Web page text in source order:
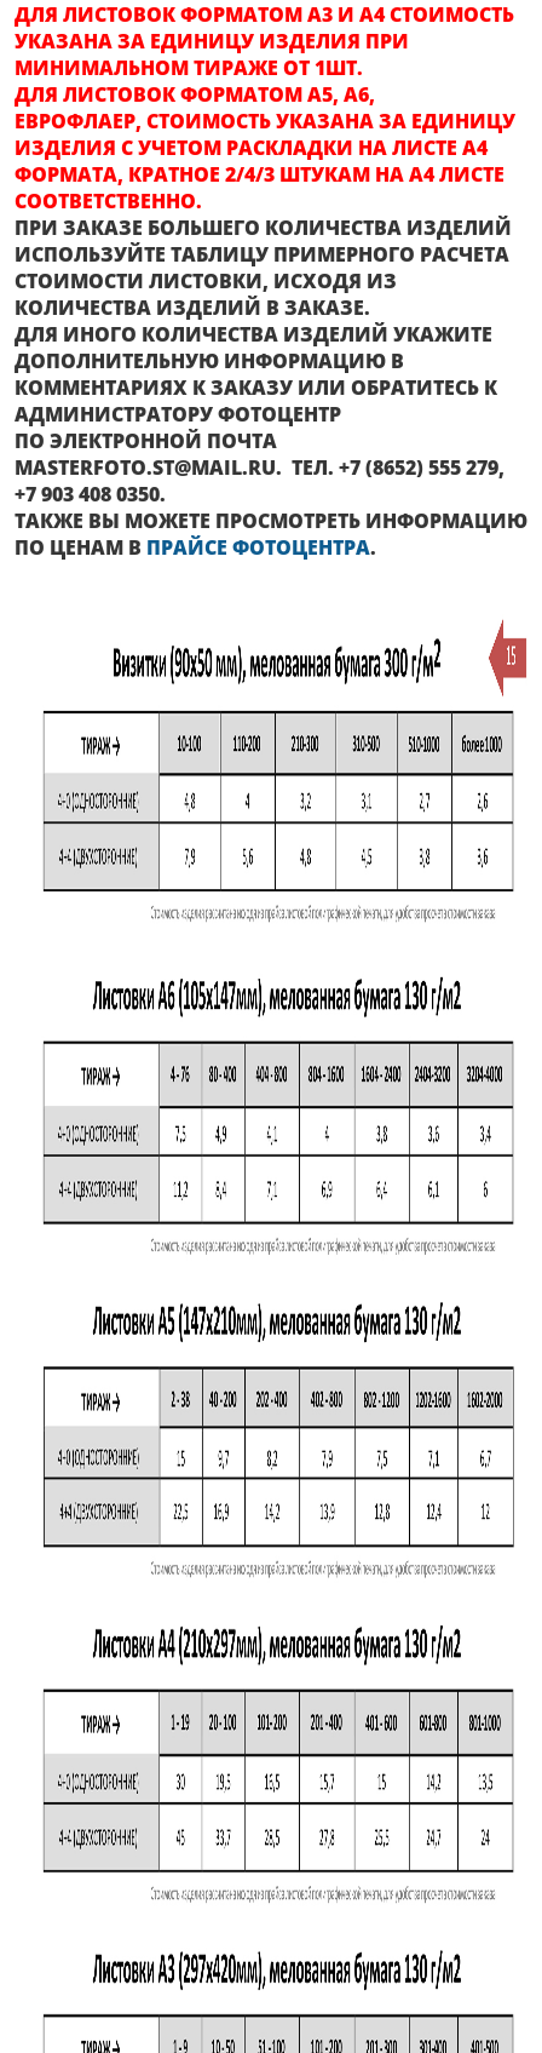
ДЛЯ ЛИСТОВОК ФОРМАТОМ А3 И А4 СТОИМОСТЬ
УКАЗАНА ЗА ЕДИНИЦУ ИЗДЕЛИЯ ПРИ
МИНИМАЛЬНОМ ТИРАЖЕ ОТ 1ШТ.
ДЛЯ ЛИСТОВОК ФОРМАТОМ А5, А6,
ЕВРОФЛАЕР, СТОИМОСТЬ УКАЗАНА ЗА ЕДИНИЦУ
ИЗДЕЛИЯ С УЧЕТОМ РАСКЛАДКИ НА ЛИСТЕ А4
ФОРМАТА, КРАТНОЕ 2/4/3 ШТУКАМ НА А4 ЛИСТЕ
СООТВЕТСТВЕННО.
ПРИ ЗАКАЗЕ БОЛЬШЕГО КОЛИЧЕСТВА ИЗДЕЛИЙ
ИСПОЛЬЗУЙТЕ ТАБЛИЦУ ПРИМЕРНОГО РАСЧЕТА
СТОИМОСТИ ЛИСТОВКИ, ИСХОДЯ ИЗ
КОЛИЧЕСТВА ИЗДЕЛИЙ В ЗАКАЗЕ.
ДЛЯ ИНОГО КОЛИЧЕСТВА ИЗДЕЛИЙ УКАЖИТЕ
ДОПОЛНИТЕЛЬНУЮ ИНФОРМАЦИЮ В
КОММЕНТАРИЯХ К ЗАКАЗУ ИЛИ ОБРАТИТЕСЬ К
АДМИНИСТРАТОРУ ФОТОЦЕНТР
ПО ЭЛЕКТРОННОЙ ПОЧТА
MASTERFOTO.ST@MAIL.RU. ТЕЛ. +7 (8652) 555 279,
+7 903 408 0350.
ТАКЖЕ ВЫ МОЖЕТЕ ПРОСМОТРЕТЬ ИНФОРМАЦИЮ
ПО ЦЕНАМ В ПРАЙСЕ ФОТОЦЕНТРА.